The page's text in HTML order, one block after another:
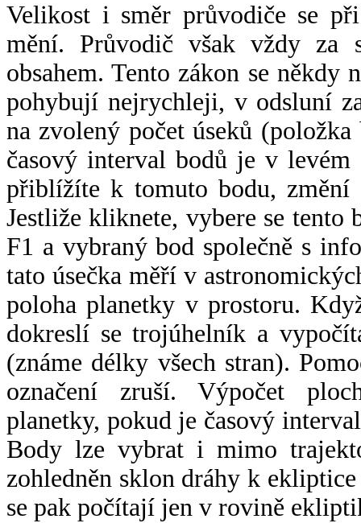
Velikost i směr průvodiče se
mění. Průvodič však vždy za
obsahem. Tento zákon se někdy
pohybují nejrychleji, v odsluní
na zvolený počet úseků
časový interval bodů je v
přiblížíte k tomuto bodu,
Jestliže kliknete, vybere se tento
F1 a vybraný bod společně s
tato úsečka měří v
poloha planetky v prostoru.
dokreslí se trojúhelník a
(známe délky všech stran).
označení zruší. Výpočet
planetky, pokud je časový
Body lze vybrat i mimo
zohledněn sklon dráhy k
se pak počítají jen v rovině